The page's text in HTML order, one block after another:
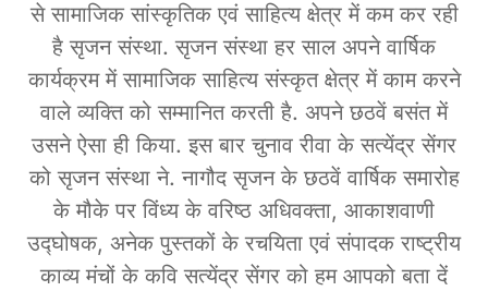
से सामाजिक सांस्कृतिक एवं साहित्य क्षेत्र में कम कर रही
है सृजन संस्था. सृजन संस्था हर साल अपने वार्षिक
कार्यक्रम में सामाजिक साहित्य संस्कृत क्षेत्र में काम करने
वाले व्यक्ति को सम्मानित करती है. अपने छठवें बसंत में
उसने ऐसा ही किया. इस बार चुनाव रीवा के सत्येंद्र सेंगर
को सृजन संस्था ने. नागौद सृजन के छठवें वार्षिक समारोह
के मौके पर विंध्य के वरिष्ठ अधिवक्ता, आकाशवाणी
उद्घोषक, अनेक पुस्तकों के रचयिता एवं संपादक राष्ट्रीय
काव्य मंचों के कवि सत्येंद्र सेंगर को हम आपको बता दें